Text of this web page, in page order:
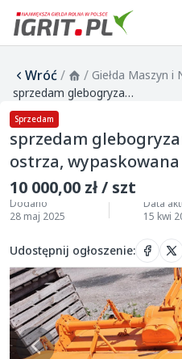
Wróć/ / Giełda Maszyn i
sprzedam glebogryzarke howard , nowe ostrza, wypaskowana i pomalowana
Sprzedam
sprzedam
ostrza,
10 000,00 zł / szt
Dodano
28 maj 2025
Data
15 kwi
Udostępnij ogłoszenie: